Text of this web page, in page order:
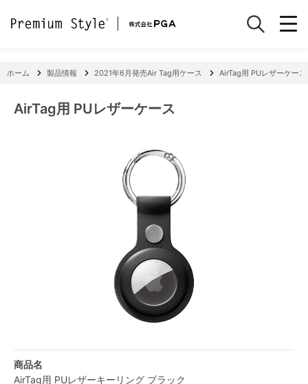
ホーム 製品情報 2021年6月発売Air Tag用ケース AirTag用 PUレザーケース
AirTag用 PUレザーケース
商品名
AirTag用 PUレザーキーリング ブラック